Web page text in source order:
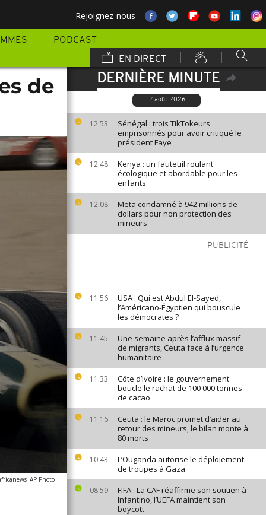
Rejoignez-nous
PODCAST
EN DIRECT
DERNIÈRE MINUTE
7 août 2026
12:53
Sénégal : trois TikTokeurs
emprisonnés pour avoir critiqué le
président Faye
12:48
Kenya : un fauteuil roulant
écologique et abordable pour les
enfants
12:08
Meta condamné à 942 millions de
dollars pour non protection des
mineurs
PUBLICITÉ
11:56
USA : Qui est Abdul El-Sayed,
l’Américano-Égyptien qui bouscule
les démocrates ?
11:45
Une semaine après l’afflux massif
de migrants, Ceuta face à l’urgence
humanitaire
11:33
Côte d’Ivoire : le gouvernement
boucle le rachat de 100 000 tonnes
de cacao
11:16
Ceuta : le Maroc promet d’aider au
retour des mineurs, le bilan monte à
80 morts
10:43
L’Ouganda autorise le déploiement
de troupes à Gaza
08:59
FIFA : La CAF réaffirme son soutien à
Infantino, l’UEFA maintient son
boycott
de
AP Photo